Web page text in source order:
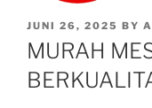
JUNI 26, 2025 BY
MURAH